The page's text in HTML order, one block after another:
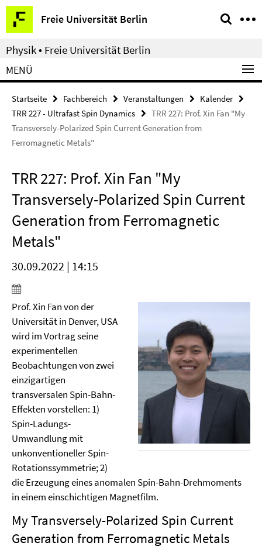
Springe
direkt
zu
Inhalt
Freie Universität Berlin
Service-
Navigation
Physik • Freie Universität Berlin
MENÜ
Startseite Fachbereich Veranstaltungen
Kalender
TRR 227 - Ultrafast Spin Dynamics
TRR 227: Prof. Xin Fan "My
Transversely-Polarized Spin Current Generation from
Ferromagnetic Metals"
TRR 227: Prof. Xin Fan "My
Transversely-Polarized Spin Current
Generation from Ferromagnetic
Metals"
30.09.2022 | 14:15
Prof. Xin Fan von der
Universität in Denver, USA
wird im Vortrag seine
experimentellen
Beobachtungen von zwei
einzigartigen
transversalen Spin-Bahn-
Effekten vorstellen: 1)
Spin-Ladungs-
Umwandlung mit
unkonventioneller Spin-
Rotationssymmetrie; 2)
die Erzeugung eines anomalen Spin-Bahn-Drehmoments
in einem einschichtigen Magnetfilm.
My Transversely-Polarized Spin Current
Generation from Ferromagnetic Metals